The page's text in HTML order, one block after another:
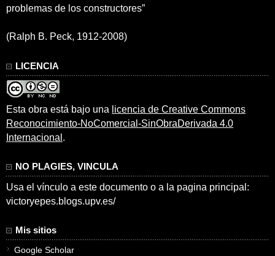
problemas de los constructores”
(Ralph B. Peck, 1912-2008)
LICENCIA
Esta obra está bajo una licencia de Creative Commons
Reconocimiento-NoComercial-SinObraDerivada 4.0
Internacional .
NO PLAGIES, VINCULA
Usa el vínculo a este documento o a la pagina principal:
victoryepes.blogs.upv.es/
Mis sitios
Google Scholar